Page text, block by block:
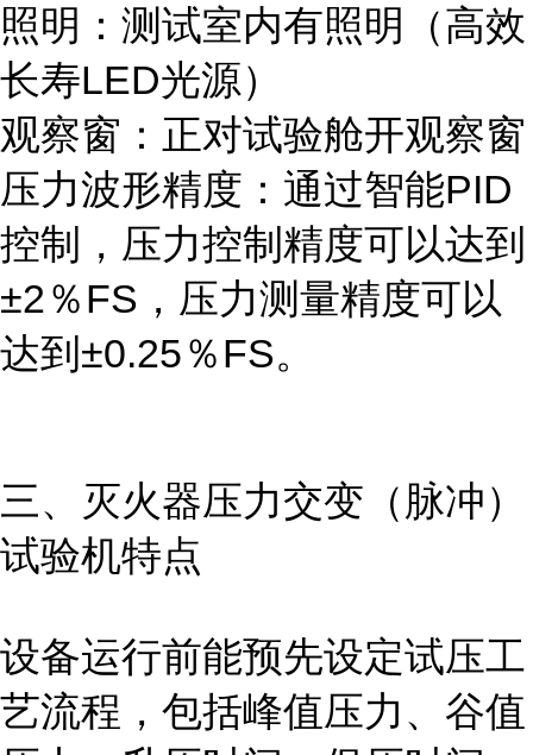
照明：测试室内有照明（高效
长寿LED光源）
观察窗：正对试验舱开观察窗
压力波形精度：通过智能PID
控制，压力控制精度可以达到
±2％FS，压力测量精度可以
达到±0.25％FS。
三、灭火器压力交变（脉冲）
试验机特点
设备运行前能预先设定试压工
艺流程，包括峰值压力、谷值